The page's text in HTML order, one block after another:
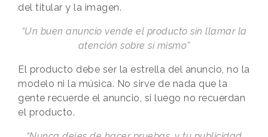
del titular y la imagen.
“Un buen anuncio vende el producto sin llamar la
atención sobre sí mismo”
El producto debe ser la estrella del anuncio, no la
modelo ni la música. No sirve de nada que la
gente recuerde el anuncio, si luego no recuerdan
el producto.